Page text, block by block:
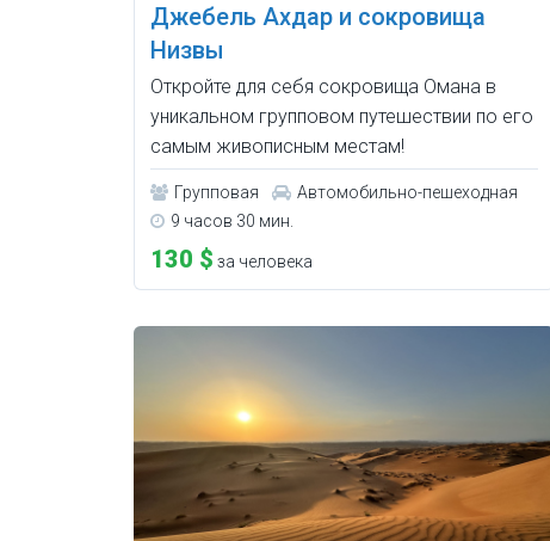
Джебель Ахдар и сокровища
Низвы
Откройте для себя сокровища Омана в
уникальном групповом путешествии по его
самым живописным местам!
Групповая
Автомобильно-пешеходная
9 часов 30 мин.
130 $ за человека